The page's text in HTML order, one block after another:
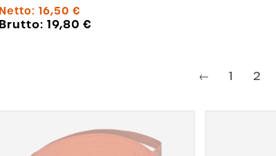
Netto: 16,50 €
Brutto: 19,80€
← 1 2